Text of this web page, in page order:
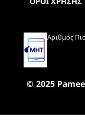
Αριθμός
© 2025